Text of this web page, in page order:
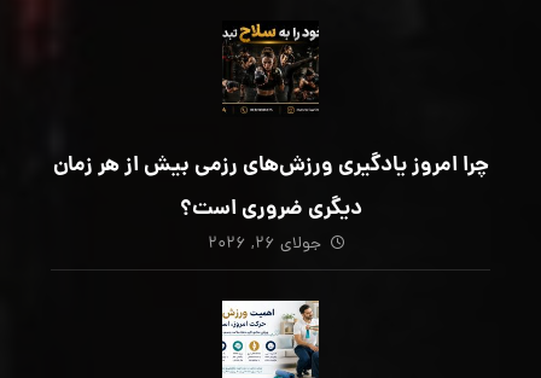
چرا امروز یادگیری ورزش‌های رزمی بیش از هر زمان
دیگری ضروری است؟
جولای ۲۶, ۲۰۲۶